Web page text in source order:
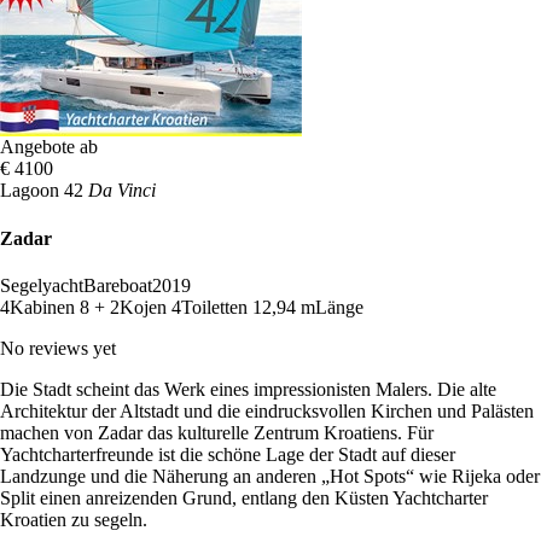
Angebote ab
€ 4100
Lagoon 42 Da Vinci
Zadar
SegelyachtBareboat2019
4Kabinen 8 + 2Kojen 4Toiletten 12,94 mLänge
No reviews yet
Die Stadt scheint das Werk eines impressionisten Malers. Die alte
Architektur der Altstadt und die eindrucksvollen Kirchen und Palästen
machen von Zadar das kulturelle Zentrum Kroatiens. Für
Yachtcharterfreunde ist die schöne Lage der Stadt auf dieser
Landzunge und die Näherung an anderen „Hot Spots“ wie Rijeka oder
Split einen anreizenden Grund, entlang den Küsten Yachtcharter
Kroatien zu segeln.